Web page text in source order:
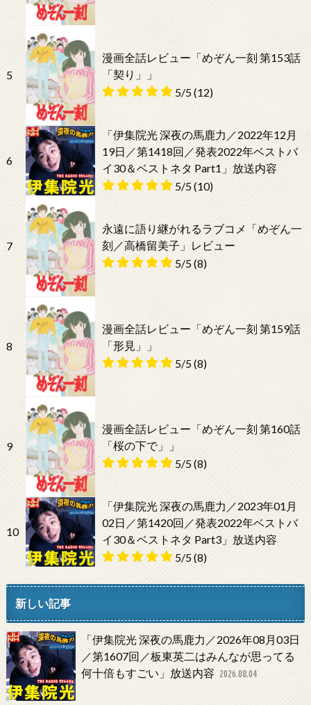
5
漫画全話レビュー「めぞん一刻 第153話
「契り」」
5/5(12)
6
「伊集院光 深夜の馬鹿力／2022年12月
19日／第1418回／発表2022年ベストバ
イ30＆ベストネタ Part1」放送内容
5/5(10)
7
永遠に語り継がれるラブコメ「めぞん一
刻／高橋留美子」レビュー
5/5(8)
8
漫画全話レビュー「めぞん一刻 第159話
「形見」」
5/5(8)
9
漫画全話レビュー「めぞん一刻 第160話
「桜の下で」」
5/5(8)
10
「伊集院光 深夜の馬鹿力／2023年01月
02日／第1420回／発表2022年ベストバ
イ30＆ベストネタ Part3」放送内容
5/5(8)
新しい記事
「伊集院光 深夜の馬鹿力／2026年08月03日
／第1607回／板東英二はみんなが思ってる
何十倍もすごい」放送内容 2026.08.04